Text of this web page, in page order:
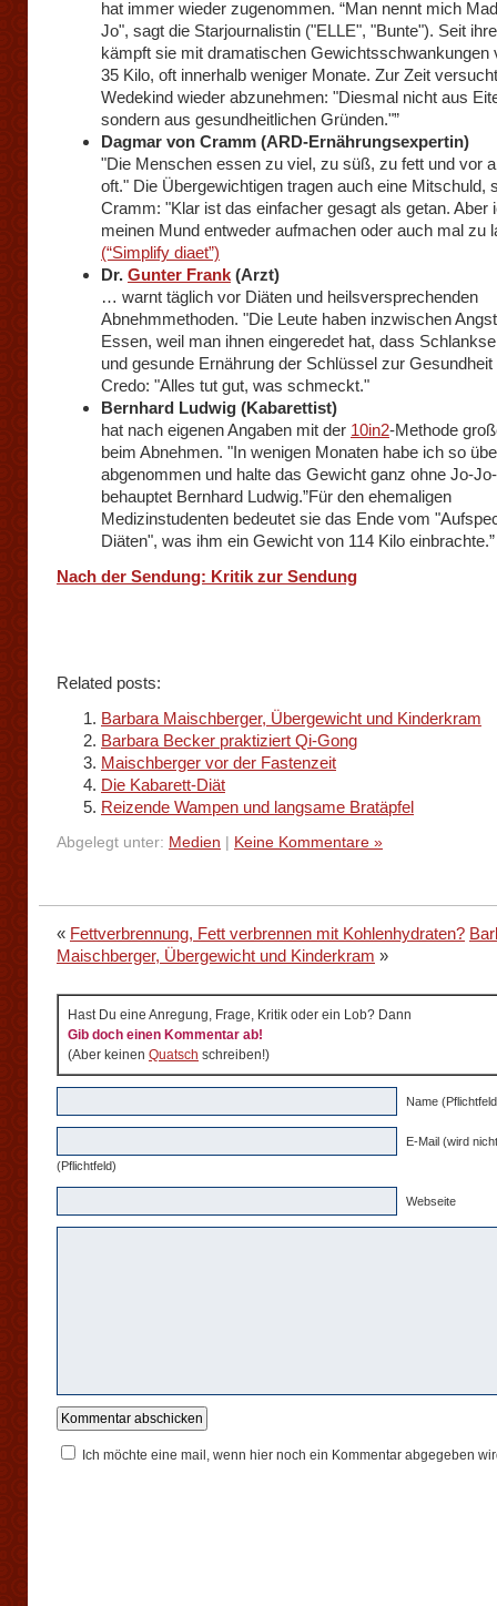
hat immer wieder zugenommen. “Man nennt mich
Jo", sagt die Starjournalistin ("ELLE", "Bunte"). Seit
kämpft sie mit dramatischen Gewichtsschwankungen
35 Kilo, oft innerhalb weniger Monate. Zur Zeit
Wedekind wieder abzunehmen: "Diesmal nicht aus
sondern aus gesundheitlichen Gründen."”
Dagmar von Cramm (ARD-Ernährungsexpertin)
"Die Menschen essen zu viel, zu süß, zu fett und vor
oft." Die Übergewichtigen tragen auch eine Mitschuld,
Cramm: "Klar ist das einfacher gesagt als getan. Aber
meinen Mund entweder aufmachen oder auch mal zu
(“Simplify diaet”)
Dr. Gunter Frank (Arzt)
… warnt täglich vor Diäten und heilsversprechenden
Abnehmmethoden. "Die Leute haben inzwischen
Essen, weil man ihnen eingeredet hat, dass
und gesunde Ernährung der Schlüssel zur Gesundheit
Credo: "Alles tut gut, was schmeckt."
Bernhard Ludwig (Kabarettist)
hat nach eigenen Angaben mit der 10in2-Methode
beim Abnehmen. "In wenigen Monaten habe ich so
abgenommen und halte das Gewicht ganz ohne Jo-
behauptet Bernhard Ludwig.”Für den ehemaligen
Medizinstudenten bedeutet sie das Ende vom
Diäten", was ihm ein Gewicht von 114 Kilo einbrachte.”
Nach der Sendung: Kritik zur Sendung
Related posts:
Barbara Maischberger, Übergewicht und Kinderkram
Barbara Becker praktiziert Qi-Gong
Maischberger vor der Fastenzeit
Die Kabarett-Diät
Reizende Wampen und langsame Bratäpfel
Abgelegt unter: Medien Keine Kommentare »
« Fettverbrennung, Fett verbrennen mit Kohlenhydraten?
Maischberger, Übergewicht und Kinderkram »
Hast Du eine Anregung, Frage, Kritik oder ein Lob? Dann
Gib doch einen Kommentar ab!
(Aber keinen Quatsch schreiben!)
Name
E-Mail (wird
(Pflichtfeld)
Webseite
Ich möchte eine mail, wenn hier noch ein Kommentar abgegeben